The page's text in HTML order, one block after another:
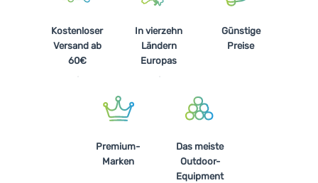
Kostenloser
Versand ab
60€
In vierzehn
Ländern
Europas
Günstige
Preise
Premium-
Marken
Das meiste
Outdoor-
Equipment